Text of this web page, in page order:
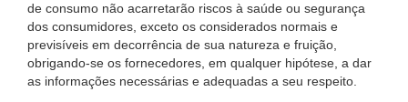
de consumo não acarretarão riscos à saúde ou segurança
dos consumidores, exceto os considerados normais e
previsíveis em decorrência de sua natureza e fruição,
obrigando-se os fornecedores, em qualquer hipótese, a dar
as informações necessárias e adequadas a seu respeito.